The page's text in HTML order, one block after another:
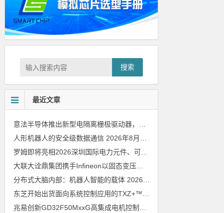
搜索
最近文章
人形机器人的安全级数据通信 2026年8月8日
罗姆即将亮相2026深圳国际电力元件、可再生能源管理展览会暨研讨会
大联大诠鼎集团携手Infineon以固态变压器重构配电效率新标杆
分布式大脑内部：机器人智能的载体 2026年8月6日